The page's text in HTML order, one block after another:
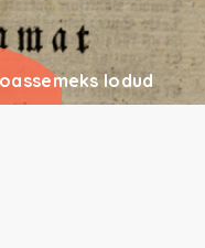
lodud